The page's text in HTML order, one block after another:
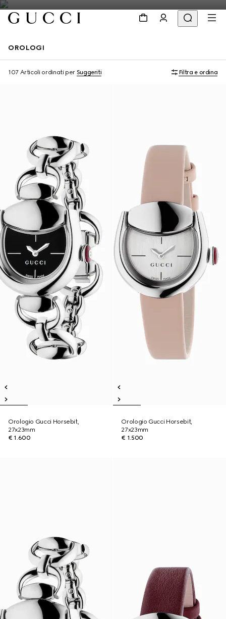
OROLOGI
107 Articoli ordinati per Suggeriti Filtra e ordina
Orologio Gucci Horsebit,
27x23mm
€ 1.600
Orologio Gucci Horsebit,
27x23mm
€ 1.500